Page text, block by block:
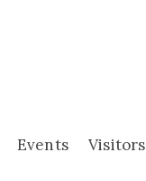
Events Visitors